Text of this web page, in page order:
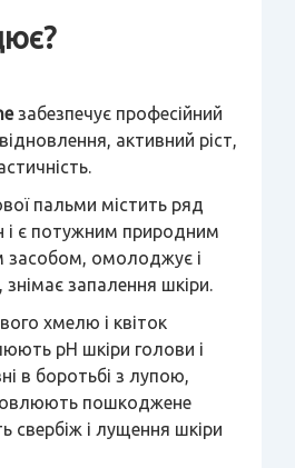
забезпечує професійний
активний ріст,
пальми містить ряд
і є потужним природним
засобом, омолоджує і
запалення шкіри.
хмелю і квіток
рН шкіри голови і
в боротьбі з лупою,
пошкоджене
свербіж і лущення шкіри